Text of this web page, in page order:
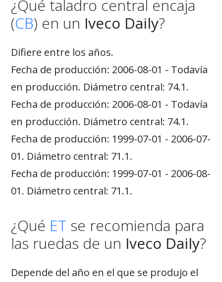
¿Qué taladro central encaja
(CB) en un Iveco Daily?
Difiere entre los años.
Fecha de producción: 2006-08-01 - Todavía
en producción. Diámetro central: 74.1.
Fecha de producción: 2006-08-01 - Todavía
en producción. Diámetro central: 74.1.
Fecha de producción: 1999-07-01 - 2006-07-
01. Diámetro central: 71.1.
Fecha de producción: 1999-07-01 - 2006-08-
01. Diámetro central: 71.1.
¿Qué ET se recomienda para
las ruedas de un Iveco Daily?
Depende del año en el que se produjo el